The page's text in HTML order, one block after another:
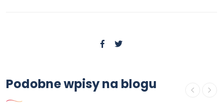
Podobne wpisy na blogu
ukończenia szkoły średniej z
wpisem